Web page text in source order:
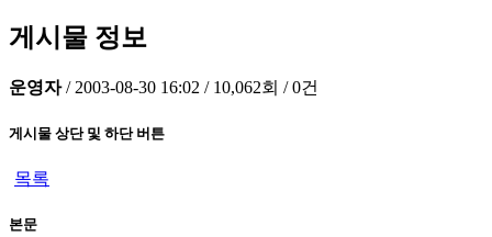
게시물 정보
운영자 / 2003-08-30 16:02 / 10,062회 / 0건
게시물 상단 및 하단 버튼
목록
본문